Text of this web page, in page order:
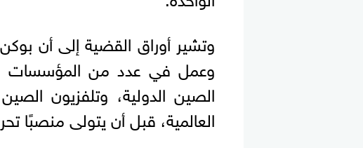
وعمل في عدد من المؤسسات
الصين الدولية، وتلفزيون
العالمية، قبل أن يتولى منصبًا